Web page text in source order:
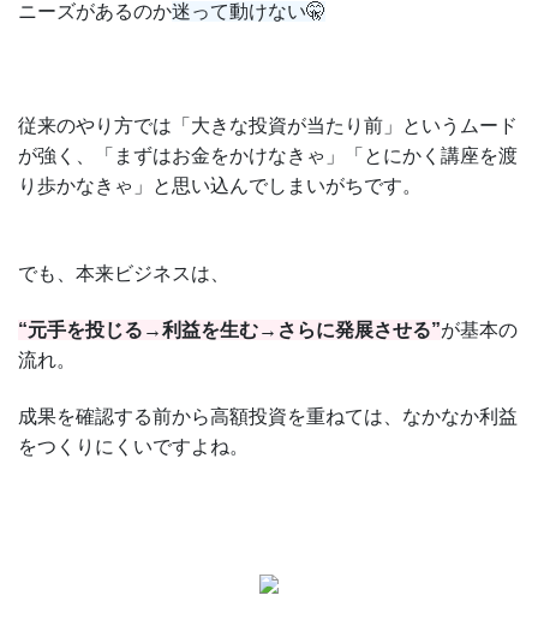
ニーズがあるのか迷って動けない🤫
従来のやり方では「大きな投資が当たり前」というムード
が強く、「まずはお金をかけなきゃ」「とにかく講座を渡
り歩かなきゃ」と思い込んでしまいがちです。
でも、本来ビジネスは、
“元手を投じる→利益を生む→さらに発展させる”が基本の
流れ。
成果を確認する前から高額投資を重ねては、なかなか利益
をつくりにくいですよね。